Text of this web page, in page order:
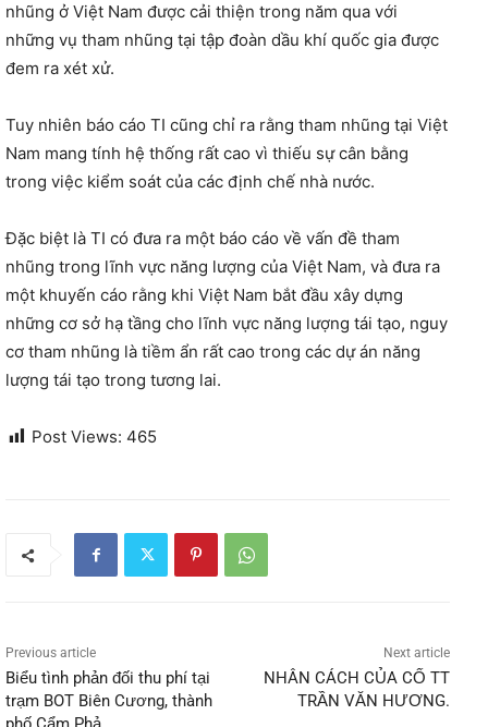
nhũng ở Việt Nam được cải thiện trong năm qua với
những vụ tham nhũng tại tập đoàn dầu khí quốc gia được
đem ra xét xử.
Tuy nhiên báo cáo TI cũng chỉ ra rằng tham nhũng tại Việt
Nam mang tính hệ thống rất cao vì thiếu sự cân bằng
trong việc kiểm soát của các định chế nhà nước.
Đặc biệt là TI có đưa ra một báo cáo về vấn đề tham
nhũng trong lĩnh vực năng lượng của Việt Nam, và đưa ra
một khuyến cáo rằng khi Việt Nam bắt đầu xây dựng
những cơ sở hạ tầng cho lĩnh vực năng lượng tái tạo, nguy
cơ tham nhũng là tiềm ẩn rất cao trong các dự án năng
lượng tái tạo trong tương lai.
Post Views: 465
Previous article
Biểu tình phản đối thu phí tại
trạm BOT Biên Cương, thành
Next article
NHÂN CÁCH CỦA CỐ TT
TRẦN VĂN HƯƠNG.